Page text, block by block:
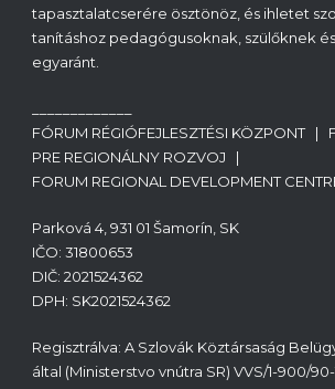
tapasztalatcserére ösztönöz, és ihletet
tanításhoz pedagógusoknak, szülőknek
egyaránt.
FÓRUM RÉGIÓFEJLESZTÉSI KÖZPONT |
PRE REGIONÁLNY ROZVOJ |
FORUM REGIONAL DEVELOPMENT
Parková 4, 931 01 Šamorín, SK
IČO: 31800653
DIČ: 2021524362
DPH: SK2021524362
Regisztrálva: A Szlovák Köztársaság
által (Ministerstvo vnútra SR) VVS/1-900/90-